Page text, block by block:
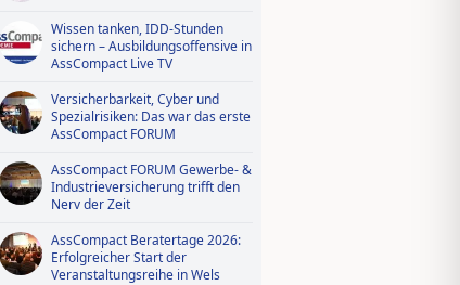
Wissen tanken, IDD-Stunden
sichern – Ausbildungsoffensive in
AssCompact Live TV
Versicherbarkeit, Cyber und
Spezialrisiken: Das war das erste
AssCompact FORUM
AssCompact FORUM Gewerbe- &
Industrieversicherung trifft den
Nerv der Zeit
AssCompact Beratertage 2026:
Erfolgreicher Start der
Veranstaltungsreihe in Wels